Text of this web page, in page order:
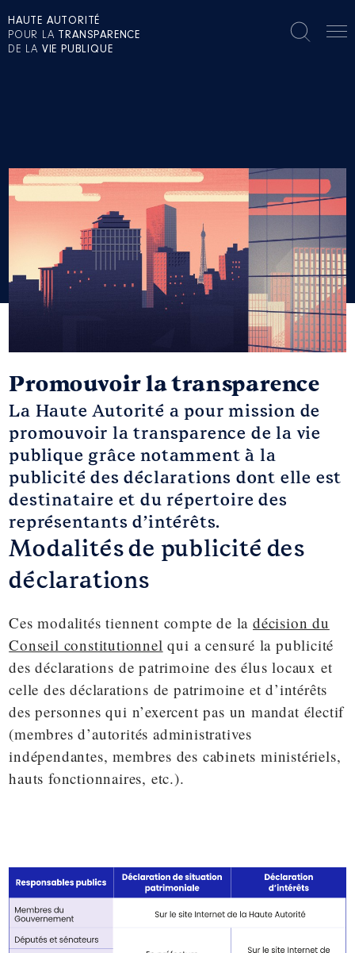
HAUTE AUTORITÉ
POUR LA TRANSPARENCE
DE LA VIE PUBLIQUE
Promouvoir la transparence
La Haute Autorité a pour mission de
promouvoir la transparence de la vie
publique grâce notamment à la
publicité des déclarations dont elle est
destinataire et du répertoire des
représentants d’intérêts.
Modalités de publicité des
déclarations
Ces modalités tiennent compte de ladécision du
Conseil constitutionnel qui a censuré la publicité
des déclarations de patrimoine des élus locaux et
celle des déclarations de patrimoine et d’intérêts
des personnes qui n’exercent pas un mandat électif
(membres d’autorités administratives
indépendantes, membres des cabinets ministériels,
hauts fonctionnaires, etc.).